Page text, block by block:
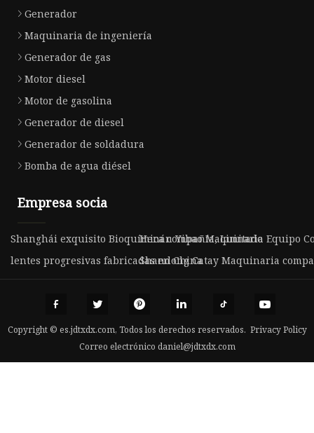
Generador
Maquinaria de ingeniería
Generador de gas
Motor diesel
Motor de gasolina
Generador de diesel
Generador de soldadura
Bomba de agua diésel
Empresa socia
Shanghái exquisito Bioquímica compañía, Limitado
Henán Yibao Maquinaria Equipo
lentes progresivas fabricadas en ChinaShandong Catay Maquinaria
Copyright © es.jdtxdx.com, Todos los derechos reservados. Privacy Policy
Correo electrónico daniel@jdtxdx.com